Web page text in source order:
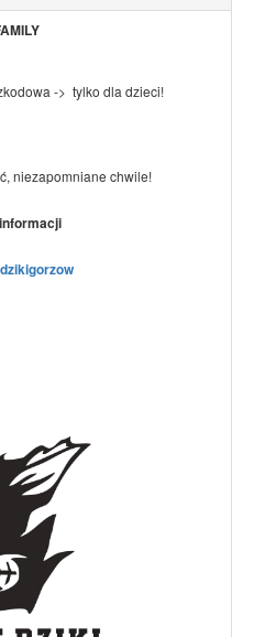
-> tylko dla dzieci!
niezapomniane chwile!